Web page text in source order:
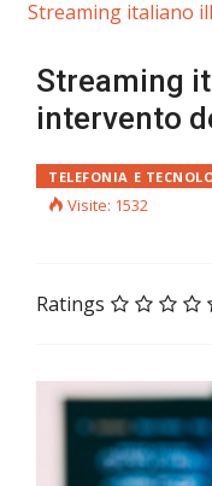
Streaming italiano
Streaming
intervento
TELEFONIA E
Visite: 1532
Ratings